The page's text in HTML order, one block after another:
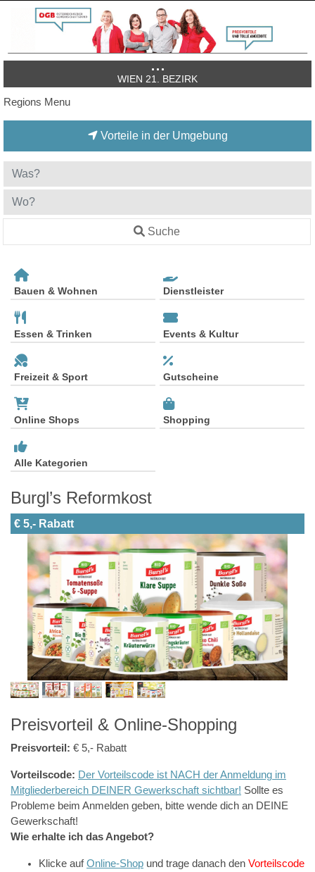
WIEN 21. BEZIRK
Regions Menu
Vorteile in der Umgebung
Suche
Bauen & Wohnen Dienstleister
Essen & Trinken Events & Kultur
Freizeit & Sport Gutscheine
Online Shops Shopping
Alle Kategorien
Burgl’s Reformkost
€ 5,- Rabatt
Preisvorteil & Online-Shopping
Preisvorteil: € 5,- Rabatt
Vorteilscode: Der Vorteilscode ist NACH der Anmeldung im
Mitgliederbereich DEINER Gewerkschaft sichtbar! Sollte es
Probleme beim Anmelden geben, bitte wende dich an DEINE
Gewerkschaft!
Wie erhalte ich das Angebot?
Klicke aufOnline-Shop und trage danach den Vorteilscode